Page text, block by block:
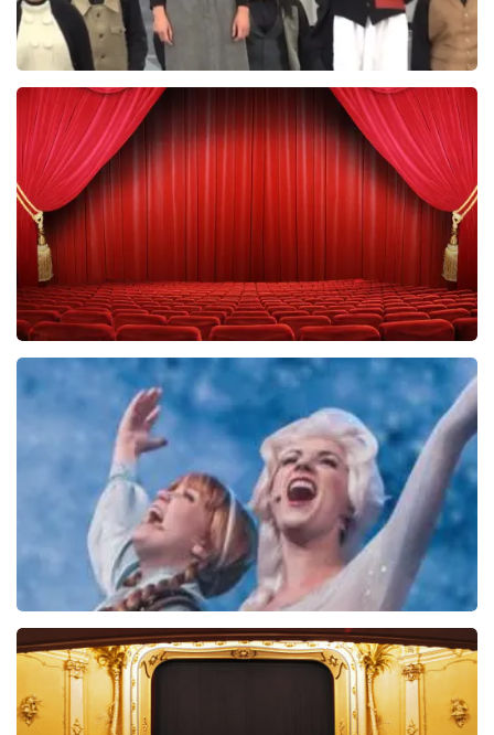
Het Pauperparadijs
356+reviews
BEKIJKEN
Elisabeth
53reviews
BEKIJKEN
Frozen De Musical
BEKIJKEN